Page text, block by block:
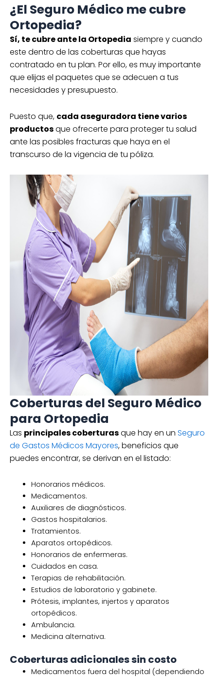
¿El Seguro Médico me cubre
Ortopedia?
Sí, te cubre ante la Ortopedia siempre y cuando
este dentro de las coberturas que hayas
contratado en tu plan. Por ello, es muy importante
que elijas el paquetes que se adecuen a tus
necesidades y presupuesto.
Puesto que, cada aseguradora tiene varios
productosque ofrecerte para proteger tu salud
ante las posibles fracturas que haya en el
transcurso de la vigencia de tu póliza.
Coberturas del Seguro Médico
para Ortopedia
Las principales coberturasque hay en un Seguro
de Gastos Médicos Mayores, beneficios que
puedes encontrar, se derivan en el listado:
Honorarios médicos.
Medicamentos.
Auxiliares de diagnósticos.
Gastos hospitalarios.
Tratamientos.
Aparatos ortopédicos.
Honorarios de enfermeras.
Cuidados en casa.
Terapias de rehabilitación.
Estudios de laboratorio y gabinete.
Prótesis, implantes, injertos y aparatos
ortopédicos.
Ambulancia.
Medicina alternativa.
Coberturas adicionales sin costo
Medicamentos fuera del hospital (dependiendo